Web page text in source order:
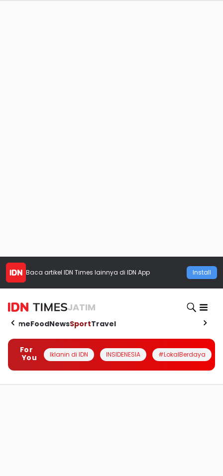
Baca artikel IDN Times lainnya di IDN App Install
JATIM
HomeFoodNewsSportTravel
For
You
Iklanin di IDN INSIDENESIA #LokalBerdaya